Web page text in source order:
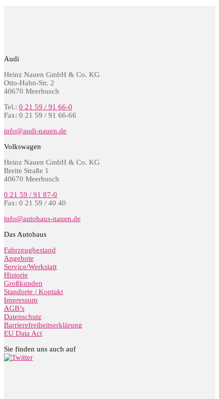
Audi
Heinz Nauen GmbH & Co. KG
Otto-Hahn-Str. 2
40670 Meerbusch
Tel.: 0 21 59 / 91 66-0
Fax: 0 21 59 / 91 66-66
info@audi-nauen.de
Volkswagen
Heinz Nauen GmbH & Co. KG
Breite Straße 1
40670 Meerbusch
0 21 59 / 91 87-0
Fax: 0 21 59 / 40 40
info@autohaus-nauen.de
Das Autohaus
Fahrzeugbestand
Angebote
Service/Werkstatt
Historie
Großkunden
Standorte / Kontakt
Impressum
AGB’s
Datenschutz
Barrierefreiheitserklärung
EU Data Act
Sie finden uns auch auf